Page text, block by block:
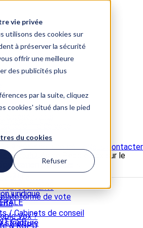
vie privée
utilisons des cookies sur
à préserver la sécurité
offrir une meilleure
des publicités plus
par la suite, cliquez
cookies' situé dans le pied
du cookies
Refuser
50
& RGPD
juridique
profil
juridique
/ Cabinets de conseil
structure
représentants
plateforme de vote
Vox ?
& RGPD
Nous contacter
actualités de People Vox sur le
d'élections
CSE